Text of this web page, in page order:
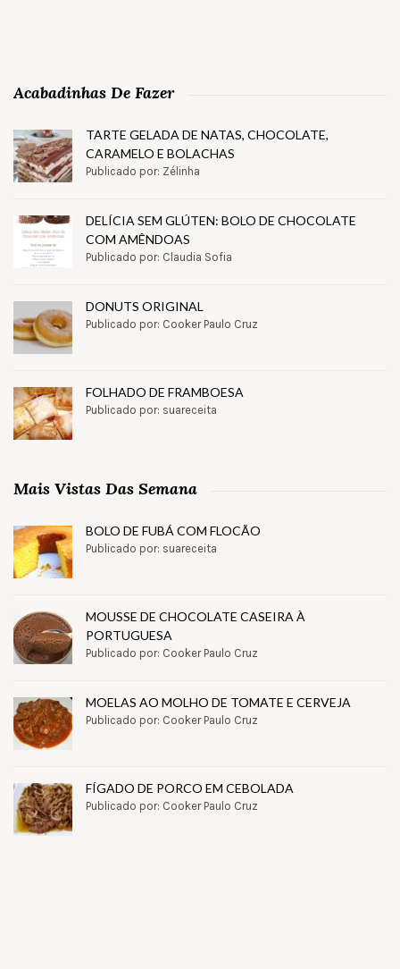
Acabadinhas De Fazer
TARTE GELADA DE NATAS, CHOCOLATE,
CARAMELO E BOLACHAS
Publicado por: Zélinha
DELÍCIA SEM GLÚTEN: BOLO DE CHOCOLATE
COM AMÊNDOAS
Publicado por: Claudia Sofia
DONUTS ORIGINAL
Publicado por: Cooker Paulo Cruz
FOLHADO DE FRAMBOESA
Publicado por: suareceita
Mais Vistas Das Semana
BOLO DE FUBÁ COM FLOCÃO
Publicado por: suareceita
MOUSSE DE CHOCOLATE CASEIRA À
PORTUGUESA
Publicado por: Cooker Paulo Cruz
MOELAS AO MOLHO DE TOMATE E CERVEJA
Publicado por: Cooker Paulo Cruz
FÍGADO DE PORCO EM CEBOLADA
Publicado por: Cooker Paulo Cruz